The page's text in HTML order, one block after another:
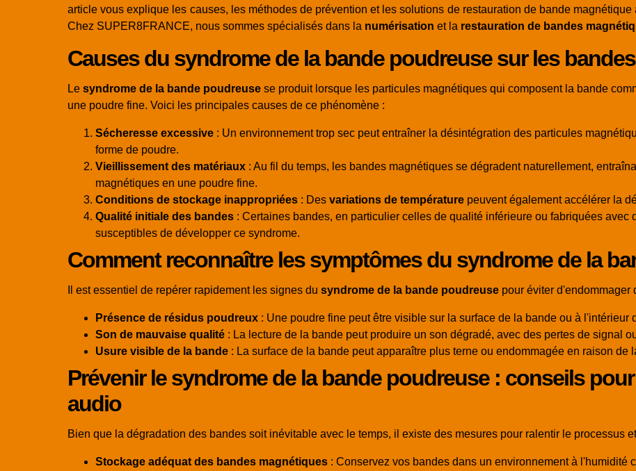
article vous explique les causes, les méthodes de prévention et les solutions de restauration de bande
Chez SUPER8FRANCE, nous sommes spécialisés dans la numérisation et la restauration de bandes
Causes du syndrome de la bande poudreuse sur les
Le syndrome de la bande poudreuse se produit lorsque les particules magnétiques qui composent la bande
une poudre fine. Voici les principales causes de ce phénomène :
Sécheresse excessive : Un environnement trop sec peut entraîner la désintégration des particules
forme de poudre.
Vieillissement des matériaux : Au fil du temps, les bandes magnétiques se dégradent naturellement,
magnétiques en une poudre fine.
Conditions de stockage inappropriées : Des variations de température peuvent également accélérer la
Qualité initiale des bandes : Certaines bandes, en particulier celles de qualité inférieure ou fabriquées avec
susceptibles de développer ce syndrome.
Comment reconnaître les symptômes du syndrome de la
Il est essentiel de repérer rapidement les signes du syndrome de la bande poudreuse pour éviter d'endommager
Présence de résidus poudreux : Une poudre fine peut être visible sur la surface de la bande ou à l'intérieur
Son de mauvaise qualité : La lecture de la bande peut produire un son dégradé, avec des pertes de signal
Usure visible de la bande : La surface de la bande peut apparaître plus terne ou endommagée en raison de
Prévenir le syndrome de la bande poudreuse : conseils
audio
Bien que la dégradation des bandes soit inévitable avec le temps, il existe des mesures pour ralentir le processus
Stockage adéquat des bandes magnétiques : Conservez vos bandes dans un environnement à l'humidité